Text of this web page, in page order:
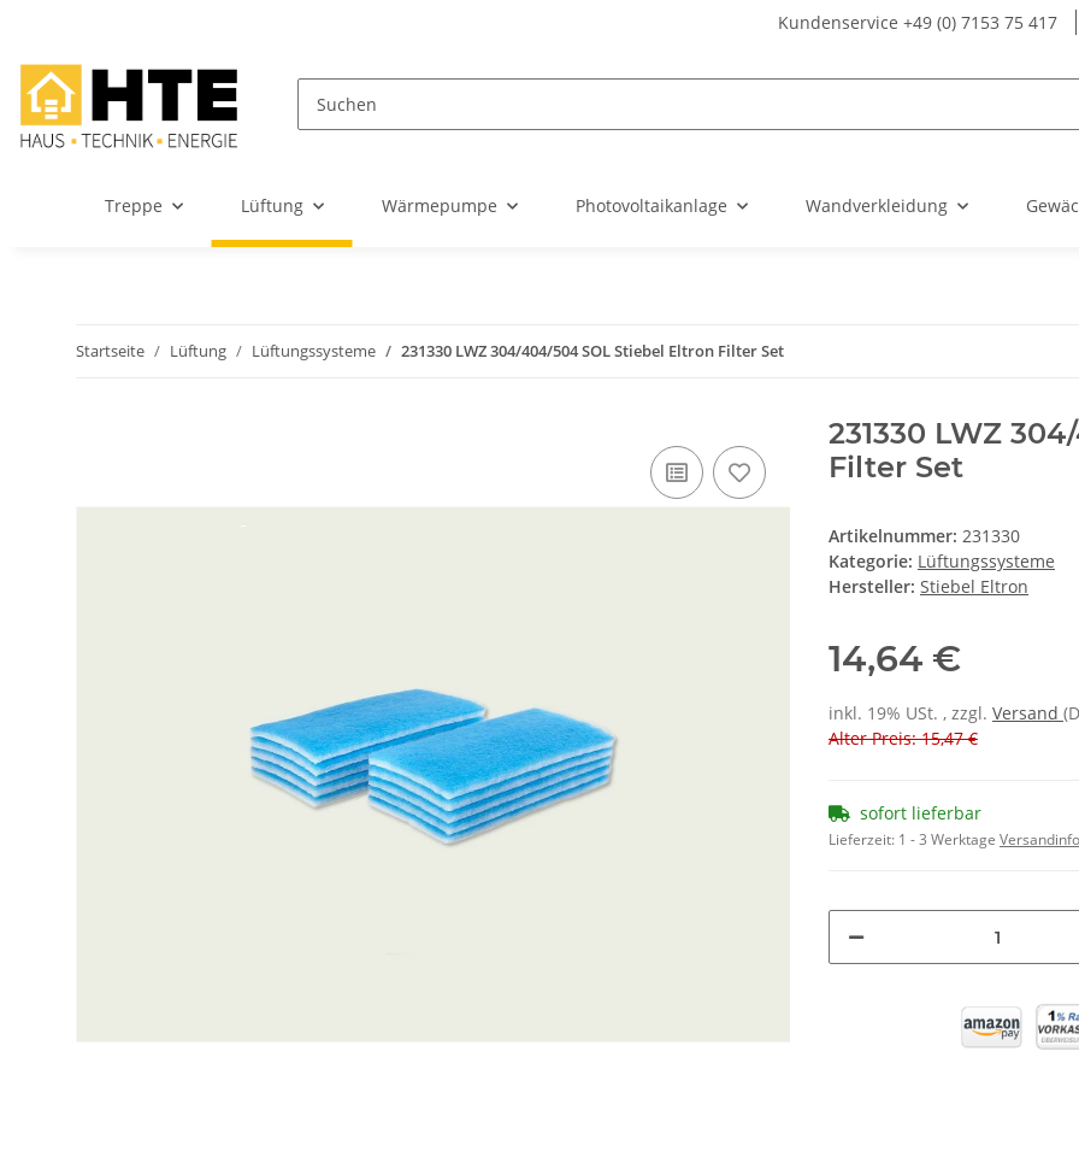
Kundenservice +49 (0) 7153 75 417
Treppe Lüftung Wärmepumpe Photovoltaikanlage Wandverkleidung
Startseite Lüftung Lüftungssysteme 231330 LWZ 304/404/504 SOL Stiebel Eltron Filter Set
231330 LWZ
Filter Set
Artikelnummer: 231330
Kategorie: Lüftungssysteme
Hersteller: Stiebel Eltron
14,64 €
inkl. 19% USt. , zzgl. Versand
Alter Preis: 15,47 €
sofort lieferbar
Lieferzeit: 1 - 3 Werktage Versandinfo